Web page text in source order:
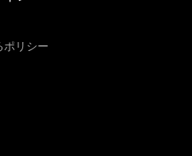
ポリシー